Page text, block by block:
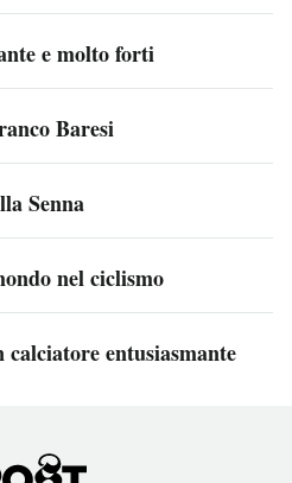
e molto forti
Baresi
Senna
nel ciclismo
entusiasmante